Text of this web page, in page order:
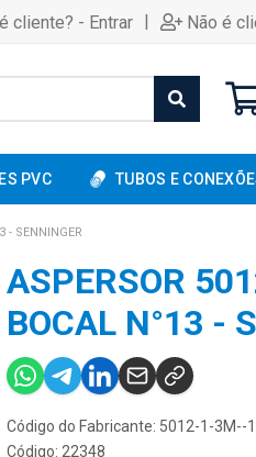
cliente? - Entrar | Não é
PVC TUBOS E
- SENNINGER
ASPERSOR
BOCAL N°13 -
Código do Fabricante: 5012-1-3M--
Código: 22348